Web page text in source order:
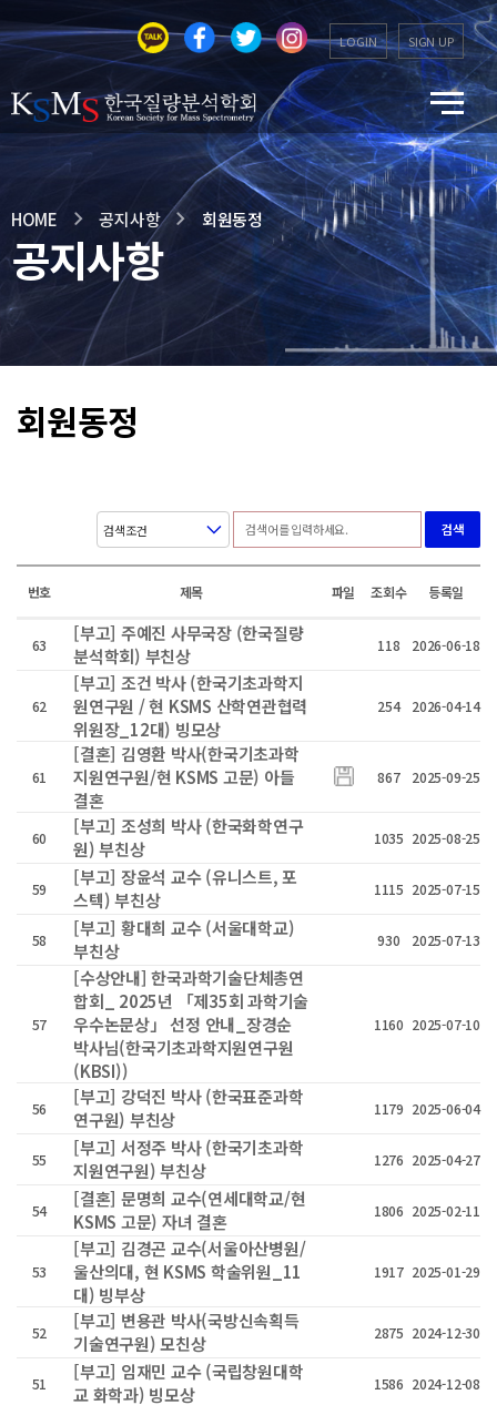
LOGIN SIGN UP
HOME 공지사항 회원동정
공지사항
회원동정
검색
번호 제목 파일 조회수 등록일
63
[부고] 주예진 사무국장 (한국질량
분석학회) 부친상
118 2026-06-18
62
[부고] 조건 박사 (한국기초과학지
원연구원 / 현 KSMS 산학연관협력
위원장_12대) 빙모상
254 2026-04-14
61
[결혼] 김영환 박사(한국기초과학
지원연구원/현 KSMS 고문) 아들
결혼
867 2025-09-25
60
[부고] 조성희 박사 (한국화학연구
원) 부친상
1035 2025-08-25
59
[부고] 장윤석 교수 (유니스트, 포
스텍) 부친상
1115 2025-07-15
58
[부고] 황대희 교수 (서울대학교)
부친상
930 2025-07-13
57
[수상안내] 한국과학기술단체총연
합회_ 2025년 「제35회 과학기술
우수논문상」 선정 안내_장경순
박사님(한국기초과학지원연구원
(KBSI))
1160 2025-07-10
56
[부고] 강덕진 박사 (한국표준과학
연구원) 부친상
1179 2025-06-04
55
[부고] 서정주 박사 (한국기초과학
지원연구원) 부친상
1276 2025-04-27
54
[결혼] 문명희 교수(연세대학교/현
KSMS 고문) 자녀 결혼
1806 2025-02-11
53
[부고] 김경곤 교수(서울아산병원/
울산의대, 현 KSMS 학술위원_11
대) 빙부상
1917 2025-01-29
52
[부고] 변용관 박사(국방신속획득
기술연구원) 모친상
2875 2024-12-30
51
[부고] 임재민 교수 (국립창원대학
교 화학과) 빙모상
1586 2024-12-08